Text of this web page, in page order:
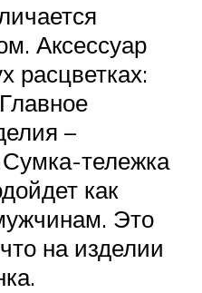
Аксессуар
расцветках:
–
тележка
как
Это
на изделии